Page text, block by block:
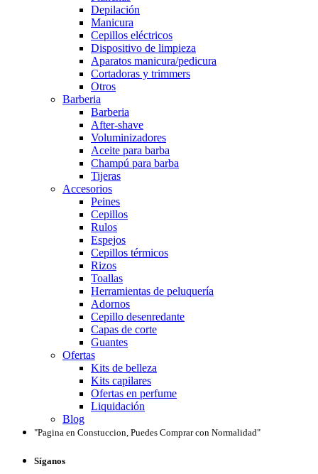
Depilación
Manicura
Cepillos eléctricos
Dispositivo de limpieza
Aparatos manicura/pedicura
Cortadoras y trimmers
Otros
Barberia
Barberia
After-shave
Voluminizadores
Aceite para barba
Champú para barba
Tijeras
Accesorios
Peines
Cepillos
Rulos
Espejos
Cepillos térmicos
Rizos
Toallas
Herramientas de peluquería
Adornos
Cepillo desenredante
Capas de corte
Guantes
Ofertas
Kits de belleza
Kits capilares
Ofertas en perfume
Liquidación
Blog
"Pagina en Constuccion, Puedes Comprar con Normalidad"
Síganos